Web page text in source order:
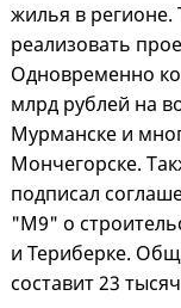
жилья в регионе.
реализовать
Одновременно
млрд рублей на
Мурманске и
Мончегорске.
подписал
"М9" о
и Териберке.
составит 23